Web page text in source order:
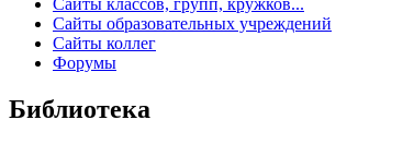
Сайты образовательных учреждений
Сайты коллег
Форумы
Библиотека